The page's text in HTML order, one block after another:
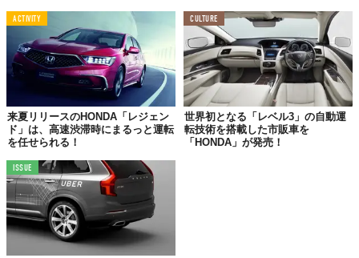
©2023 Mercedes-Benz Group AG. All rights reserved.
これにより、ドライバーは走行中の時間をより有意義に使えるよ
うになる。ネットサーフィンや 映画鑑賞などはもちろん、取引先
へ向かう途中で車内会議……なども可能になるだろう。
ACTIVITY
来夏リリースのHONDA「レジェン
ド」は、高速渋滞時にまるっと運転
を任せられる！
CULTURE
世界初となる「レベル3」の自動運
転技術を搭載した市販車を
「HONDA」が発売！
ISSUE